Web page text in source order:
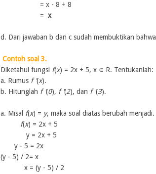
= x - 8 + 8
= x
d. Dari jawaban b dan c sudah membuktikan bahwa
Contoh soal 3.
Diketahui fungsi f(x) = 2x + 5, x ∊ R. Tentukanlah:
a. Rumus f ' (x).
b. Hitunglah f ' (0), f ' (2), dan f ' (3).
a. Misal f(x) = y, maka soal diatas berubah menjadi.
f(x) = 2x + 5
y = 2x + 5
y - 5 = 2x
(y - 5) / 2= x
x = (y - 5) / 2